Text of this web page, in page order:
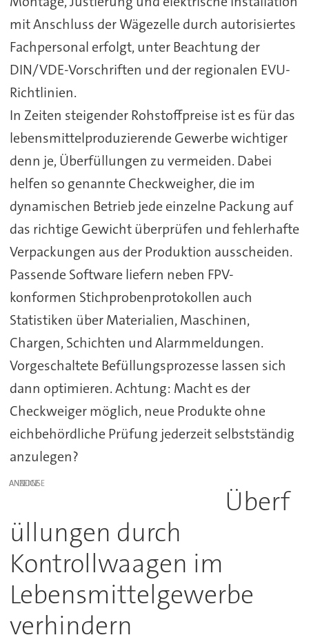
mit Anschluss der Wägezelle durch autorisiertes
Fachpersonal erfolgt, unter Beachtung der
DIN/VDE-Vorschriften und der regionalen EVU-
Richtlinien.
In Zeiten steigender Rohstoffpreise ist es für das
lebensmittelproduzierende Gewerbe wichtiger
denn je, Überfüllungen zu vermeiden. Dabei
helfen so genannte Checkweigher, die im
dynamischen Betrieb jede einzelne Packung auf
das richtige Gewicht überprüfen und fehlerhafte
Verpackungen aus der Produktion ausscheiden.
Passende Software liefern neben FPV-
konformen Stichprobenprotokollen auch
Statistiken über Materialien, Maschinen,
Chargen, Schichten und Alarmmeldungen.
Vorgeschaltete Befüllungsprozesse lassen sich
dann optimieren. Achtung: Macht es der
Checkweiger möglich, neue Produkte ohne
eichbehördliche Prüfung jederzeit selbstständig
anzulegen?
ANZEIGE
Überf
üllungen durch
Kontrollwaagen im
Lebensmittelgewerbe
verhindern